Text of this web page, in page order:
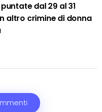
dal 29 al 31
altro crimine di donna